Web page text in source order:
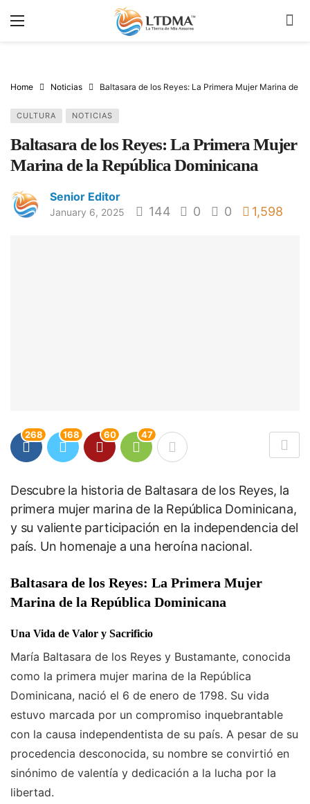
Home Noticias Baltasara de los Reyes: La Primera Mujer Marina de
CULTURA NOTICIAS
Baltasara de los Reyes: La Primera Mujer
Marina de la República Dominicana
Senior Editor
January 6, 2025 144 0 0 1,598
268 168 60 47
Descubre la historia de Baltasara de los Reyes, la
primera mujer marina de la República Dominicana,
y su valiente participación en la independencia del
país. Un homenaje a una heroína nacional.
Baltasara de los Reyes: La Primera Mujer
Marina de la República Dominicana
Una Vida de Valor y Sacrificio
María Baltasara de los Reyes y Bustamante, conocida
como la primera mujer marina de la República
Dominicana, nació el 6 de enero de 1798. Su vida
estuvo marcada por un compromiso inquebrantable
con la causa independentista de su país. A pesar de su
procedencia desconocida, su nombre se convirtió en
sinónimo de valentía y dedicación a la lucha por la
libertad.